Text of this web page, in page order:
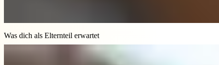
Was dich als Elternteil erwartet